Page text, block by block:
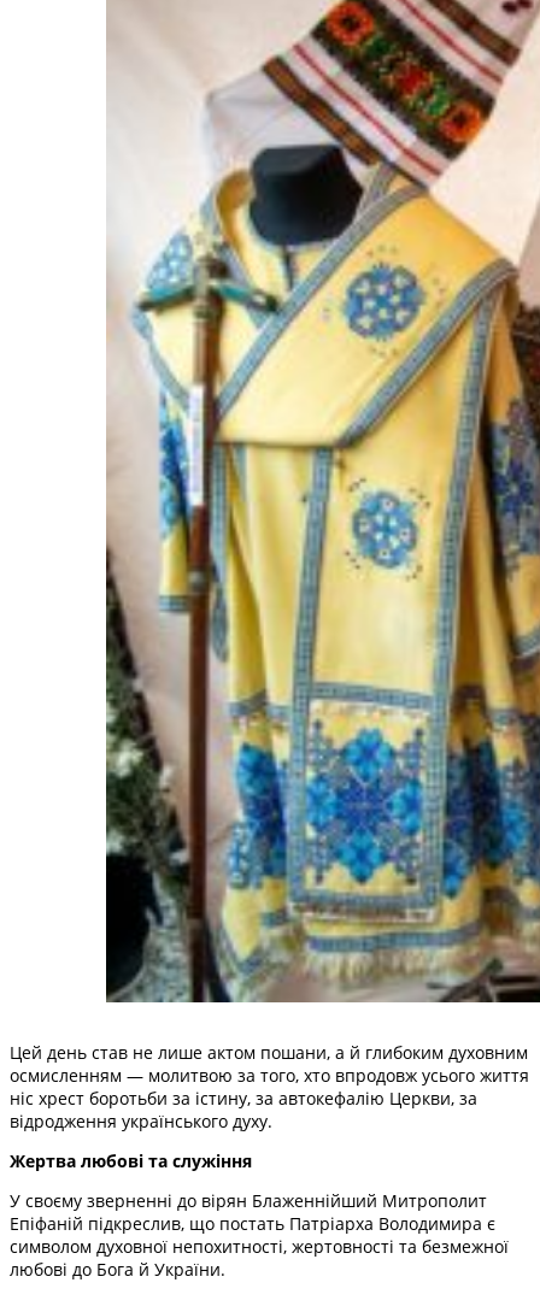
Цей день став не лише актом пошани, а й глибоким духовним
осмисленням — молитвою за того, хто впродовж усього життя
ніс хрест боротьби за істину, за автокефалію Церкви, за
відродження українського духу.
Жертва любові та служіння
У своєму зверненні до вірян Блаженнійший Митрополит
Епіфаній підкреслив, що постать Патріарха Володимира є
символом духовної непохитності, жертовності та безмежної
любові до Бога й України.